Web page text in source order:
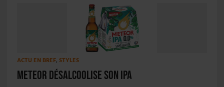
ACTU EN BREF, STYLES
Meteor désalcoolise son IPA